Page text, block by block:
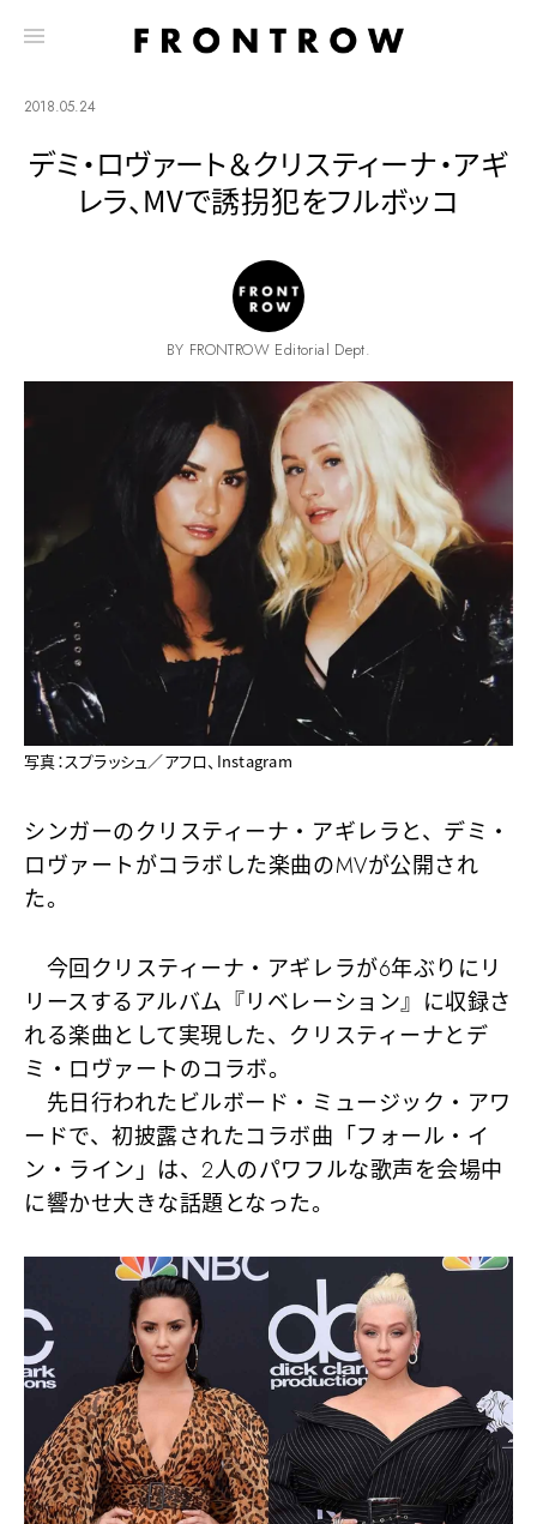
2018.05.24
デミ・ロヴァート＆クリスティーナ・アギ
レラ、MVで誘拐犯をフルボッコ
BY FRONTROW Editorial Dept.
写真：スプラッシュ／アフロ、Instagram
シンガーのクリスティーナ・アギレラと、デミ・
ロヴァートがコラボした楽曲のMVが公開され
た。
今回クリスティーナ・アギレラが6年ぶりにリ
リースするアルバム『リベレーション』に収録さ
れる楽曲として実現した、クリスティーナとデ
ミ・ロヴァートのコラボ。
先日行われたビルボード・ミュージック・アワ
ードで、初披露されたコラボ曲「フォール・イ
ン・ライン」は、2人のパワフルな歌声を会場中
に響かせ大きな話題となった。